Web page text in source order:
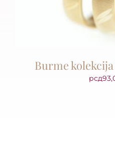
Burme kolekcija
рсд